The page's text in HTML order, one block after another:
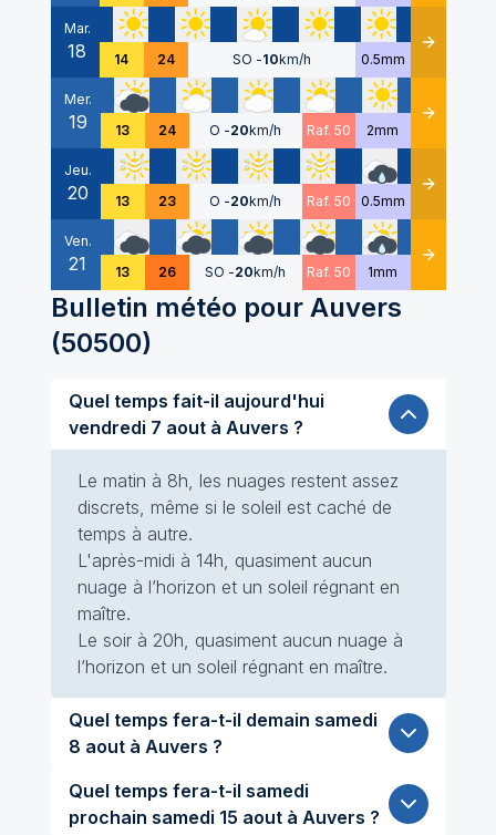
Mar.
18 14 24 SO -10km/h 0.5mm Détails
Mer.
19 13 24 O -20km/h Raf. 50 2mm Détails
Jeu.
20 13 23 O -20km/h Raf. 50 0.5mm Détails
Ven.
21 13 26 SO -20km/h Raf. 50 1mm Détails
Bulletin météo pour Auvers
(50500)
Quel temps fait-il aujourd'hui
vendredi 7 aout à Auvers ?
Le matin à 8h, les nuages restent assez
discrets, même si le soleil est caché de
temps à autre.
L'après-midi à 14h, quasiment aucun
nuage à l’horizon et un soleil régnant en
maître.
Le soir à 20h, quasiment aucun nuage à
l’horizon et un soleil régnant en maître.
Quel temps fera-t-il demain samedi
8 aout à Auvers ?
Quel temps fera-t-il samedi
prochain samedi 15 aout à Auvers ?